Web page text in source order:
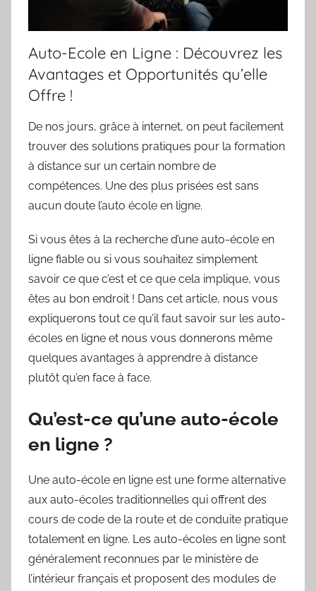
Auto-Ecole en Ligne : Découvrez les
Avantages et Opportunités qu’elle
Offre !
De nos jours, grâce à internet, on peut facilement
trouver des solutions pratiques pour la formation
à distance sur un certain nombre de
compétences. Une des plus prisées est sans
aucun doute l’auto école en ligne.
Si vous êtes à la recherche d’une auto-école en
ligne fiable ou si vous souhaitez simplement
savoir ce que c’est et ce que cela implique, vous
êtes au bon endroit ! Dans cet article, nous vous
expliquerons tout ce qu’il faut savoir sur les auto-
écoles en ligne et nous vous donnerons même
quelques avantages à apprendre à distance
plutôt qu’en face à face.
Qu’est-ce qu’une auto-école
en ligne ?
Une auto-école en ligne est une forme alternative
aux auto-écoles traditionnelles qui offrent des
cours de code de la route et de conduite pratique
totalement en ligne. Les auto-écoles en ligne sont
généralement reconnues par le ministère de
l’intérieur français et proposent des modules de